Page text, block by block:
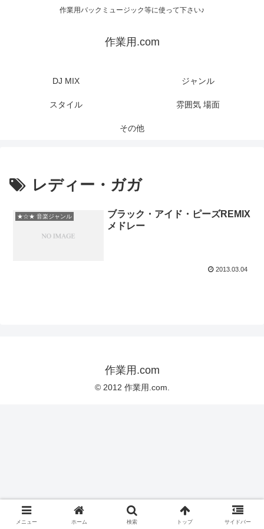
作業用バックミュージック等に使って下さい♪
作業用.com
DJ MIX ジャンル
スタイル 雰囲気 場面
その他
レディー・ガガ
★☆★ 音楽ジャンル
ブラック・アイド・ピーズREMIX
メドレー
2013.03.04
作業用.com
© 2012 作業用.com.
メニュー ホーム 検索 トップ サイドバー